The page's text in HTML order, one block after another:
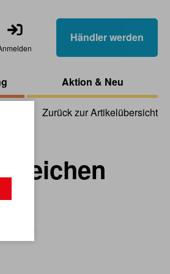
Händler werden
Aktion & Neu
Zurück zur Artikelübersicht